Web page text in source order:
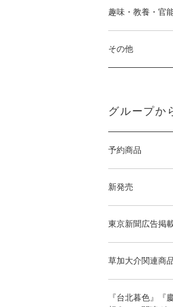
趣味・教養・官
その他
グループか
予約商品
新発売
東京新聞広告掲
草加大介関連商
『台北暮色』『